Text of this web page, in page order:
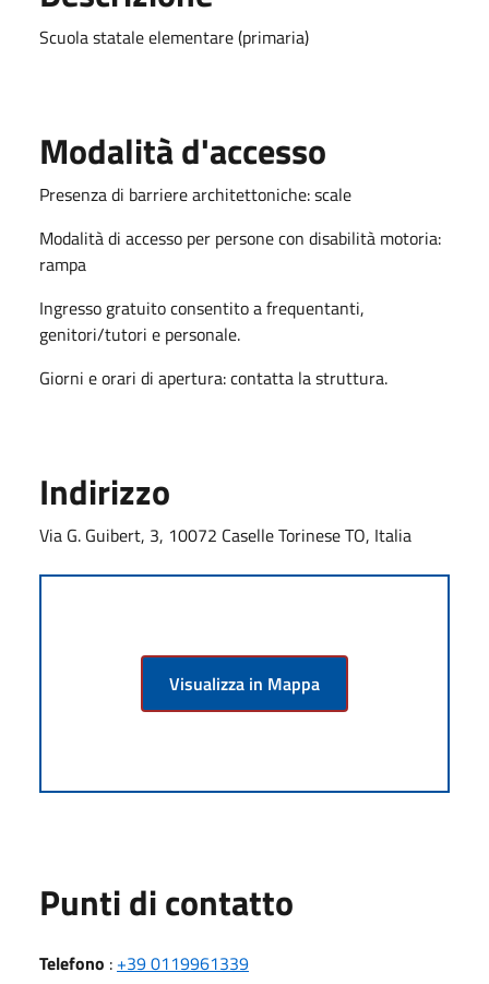
Scuola statale elementare (primaria)
Modalità d'accesso
Presenza di barriere architettoniche: scale
Modalità di accesso per persone con disabilità motoria:
rampa
Ingresso gratuito consentito a frequentanti,
genitori/tutori e personale.
Giorni e orari di apertura: contatta la struttura.
Indirizzo
Via G. Guibert, 3, 10072 Caselle Torinese TO, Italia
Visualizza in Mappa
Punti di contatto
Telefono : +39 0119961339